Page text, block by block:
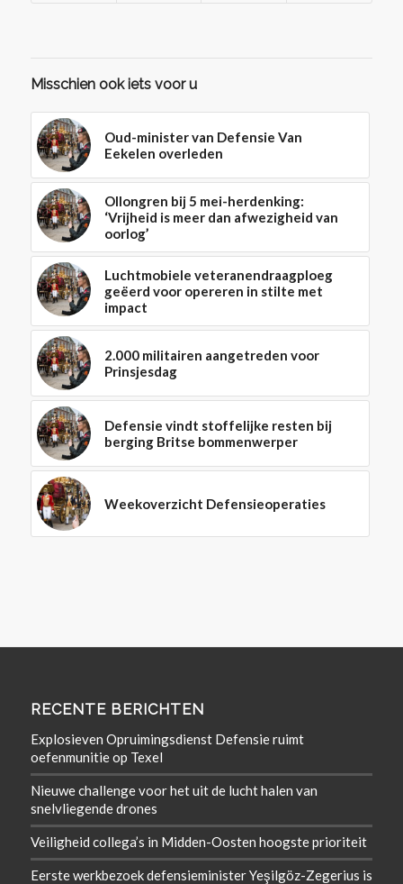
Misschien ook iets voor u
Oud-minister van Defensie Van
Eekelen overleden
Ollongren bij 5 mei-herdenking:
‘Vrijheid is meer dan afwezigheid van
oorlog’
Luchtmobiele veteranendraagploeg
geëerd voor opereren in stilte met
impact
2.000 militairen aangetreden voor
Prinsjesdag
Defensie vindt stoffelijke resten bij
berging Britse bommenwerper
Weekoverzicht Defensieoperaties
RECENTE BERICHTEN
Explosieven Opruimingsdienst Defensie ruimt
oefenmunitie op Texel
Nieuwe challenge voor het uit de lucht halen van
snelvliegende drones
Veiligheid collega’s in Midden-Oosten hoogste prioriteit
Eerste werkbezoek defensieminister Yeşilgöz-Zegerius is